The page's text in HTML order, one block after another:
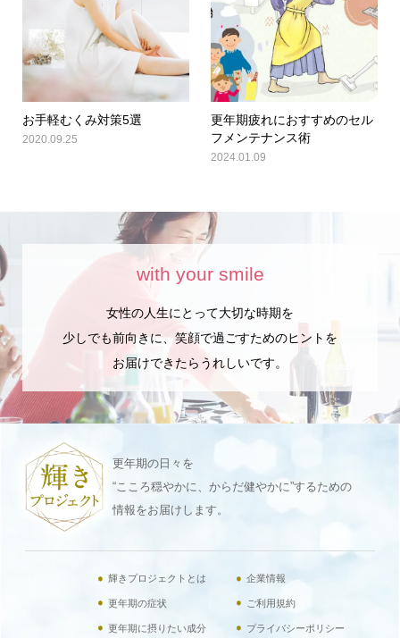
お手軽むくみ対策5選
2020.09.25
更年期疲れにおすすめのセル
フメンテナンス術
2024.01.09
with your smile
女性の人生にとって大切な時期を
少しでも前向きに、笑顔で過ごすためのヒントを
お届けできたらうれしいです。
更年期の日々を
“こころ穏やかに、からだ健やかに”するための
情報をお届けします。
輝きプロジェクトとは 企業情報
更年期の症状 ご利用規約
更年期に摂りたい成分 プライバシーポリシー